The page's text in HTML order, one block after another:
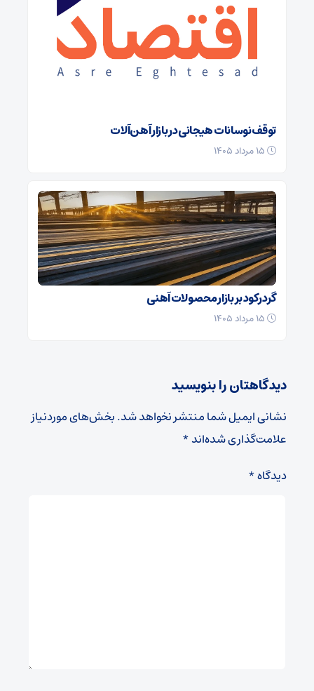
توقف نوسانات هیجانی در بازار آهن‌آلات
گرد رکود بر بازار محصولات آهنی
دیدگاهتان را بنویسید
نشانی ایمیل شما منتشر نخواهد شد.بخش‌های موردنیاز
علامت‌گذاری شده‌اند*
دیدگاه*